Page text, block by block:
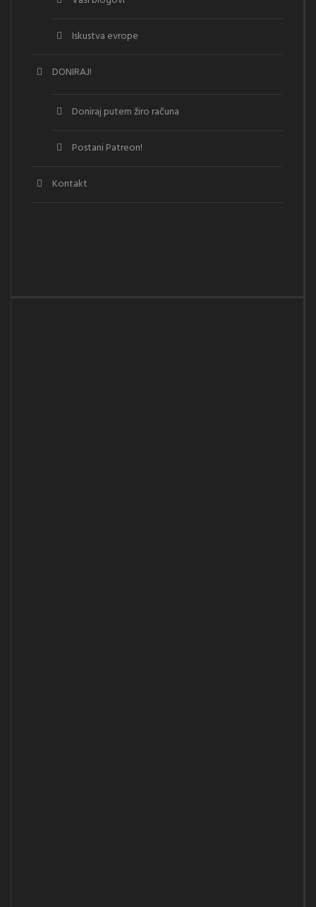
Iskustva evrope
DONIRAJ!
Doniraj putem žiro računa
Postani Patreon!
Kontakt